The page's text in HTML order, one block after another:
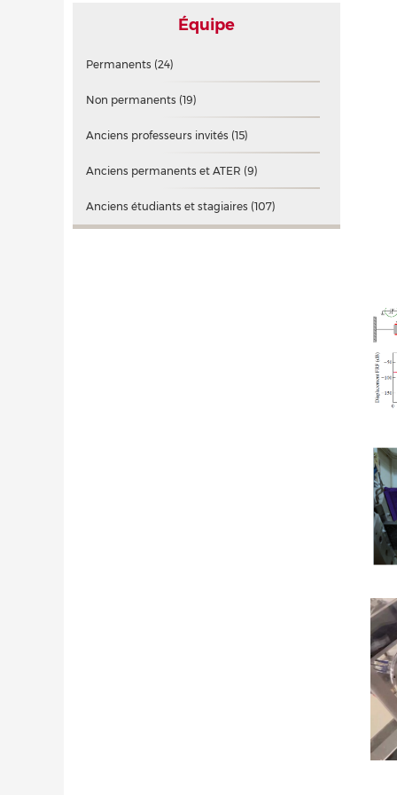
Équipe
Permanents (24)
Non permanents (19)
Anciens professeurs invités (15)
Anciens permanents et ATER (9)
Anciens étudiants et stagiaires (107)